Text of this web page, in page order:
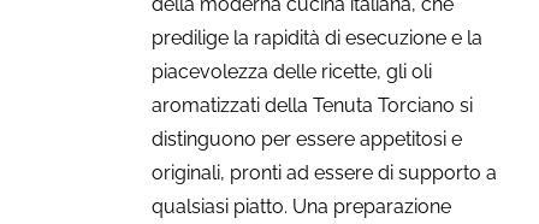
predilige la rapidità di esecuzione e la
piacevolezza delle ricette, gli oli
aromatizzati della Tenuta Torciano si
distinguono per essere appetitosi e
originali, pronti ad essere di supporto a
qualsiasi piatto. Una preparazione